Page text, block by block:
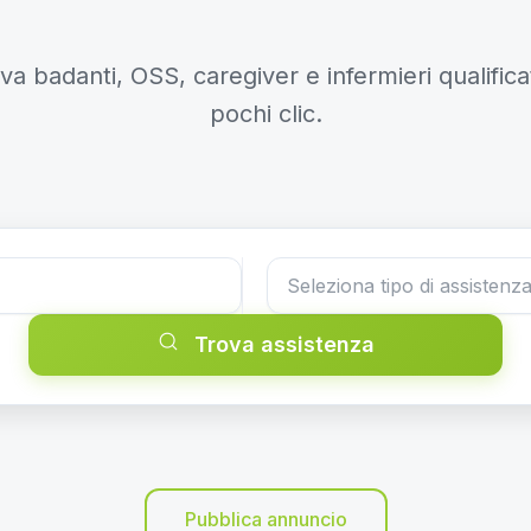
badanti, OSS, caregiver e infermieri
pochi clic.
Trova assistenza
Pubblica annuncio